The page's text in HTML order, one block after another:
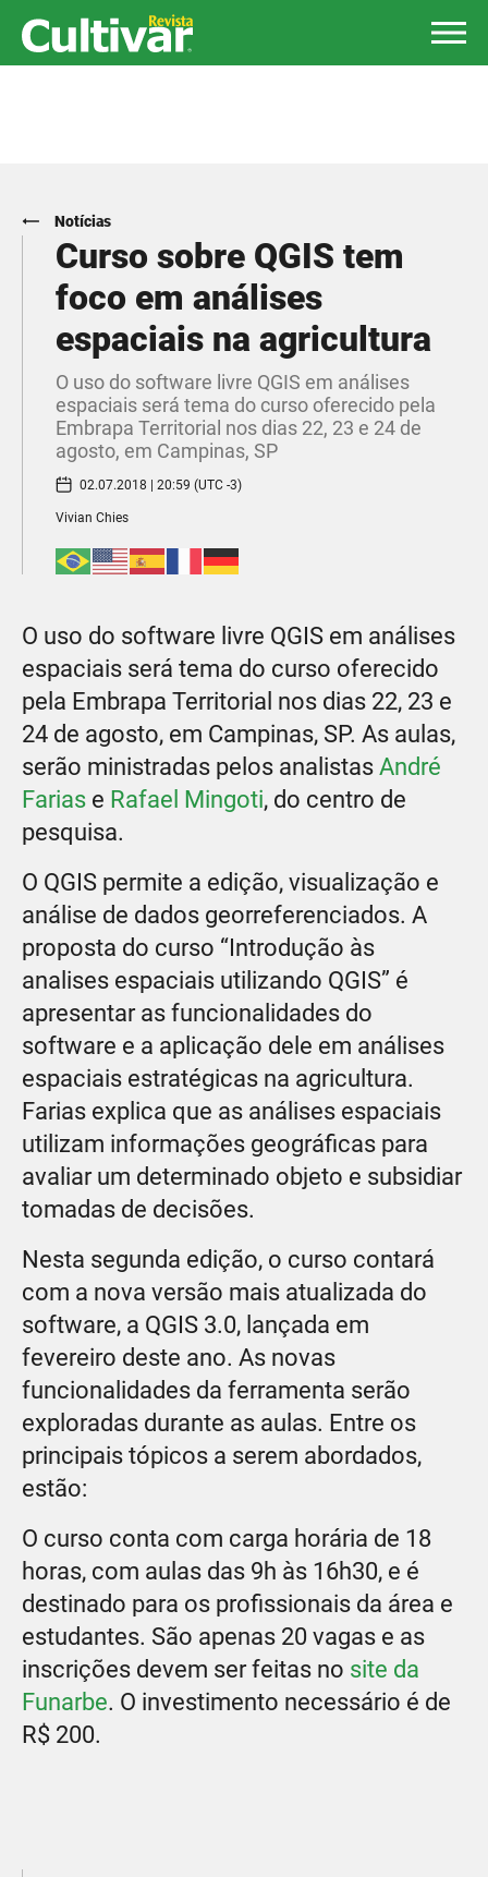
Notícias
Curso sobre QGIS tem
foco em análises
espaciais na agricultura
​O uso do software livre QGIS em análises
espaciais será tema do curso oferecido pela
Embrapa Territorial nos dias 22, 23 e 24 de
agosto, em Campinas, SP
02.07.2018 | 20:59 (UTC -3)
Vivian Chies​
O uso do software livre QGIS em análises
espaciais será tema do curso oferecido
pela Embrapa Territorial nos dias 22, 23 e
24 de agosto, em Campinas, SP. As aulas,
serão ministradas pelos analistas André
Farias e Rafael Mingoti, do centro de
pesquisa.
O QGIS permite a edição, visualização e
análise de dados georreferenciados. A
proposta do curso “Introdução às
analises espaciais utilizando QGIS” é
apresentar as funcionalidades do
software e a aplicação dele em análises
espaciais estratégicas na agricultura.
Farias explica que as análises espaciais
utilizam informações geográficas para
avaliar um determinado objeto e subsidiar
tomadas de decisões.
Nesta segunda edição, o curso contará
com a nova versão mais atualizada do
software, a QGIS 3.0, lançada em
fevereiro deste ano. As novas
funcionalidades da ferramenta serão
exploradas durante as aulas. Entre os
principais tópicos a serem abordados,
estão:
O curso conta com carga horária de 18
horas, com aulas das 9h às 16h30, e é
destinado para os profissionais da área e
estudantes. São apenas 20 vagas e as
inscrições devem ser feitas no site da
Funarbe. O investimento necessário é de
R$ 200.